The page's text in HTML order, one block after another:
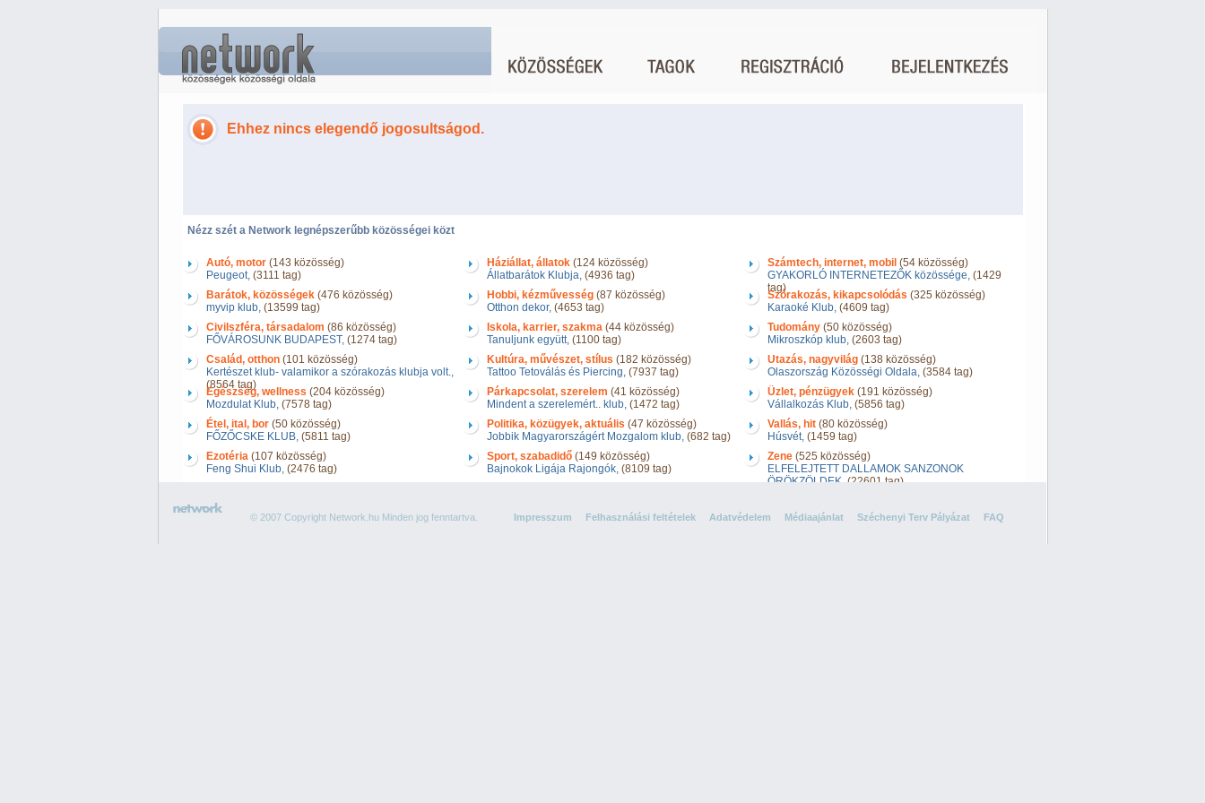
Ehhez nincs elegendő jogosultságod.
Nézz szét a Network legnépszerűbb közösségei közt
Autó, motor(143 közösség)
Peugeot,(3111 tag)
Barátok, közösségek(476 közösség)
myvip klub,(13599 tag)
Civilszféra, társadalom (86 közösség)
FŐVÁROSUNK BUDAPEST,(1274 tag)
Család, otthon(101 közösség)
Kertészet klub- valamikor a szórakozás klubja volt.,
(8564 tag)
Egészség, wellness (204 közösség)
Mozdulat Klub,(7578 tag)
Étel, ital, bor(50 közösség)
FŐZŐCSKE KLUB,(5811 tag)
Ezotéria(107 közösség)
Feng Shui Klub,(2476 tag)
Háziállat, állatok(124 közösség)
Állatbarátok Klubja,(4936 tag)
Hobbi, kézművesség(87 közösség)
Otthon dekor,(4653 tag)
Iskola, karrier, szakma(44 közösség)
Tanuljunk együtt,(1100 tag)
Kultúra, művészet, stílus (182 közösség)
Tattoo Tetoválás és Piercing,(7937 tag)
Párkapcsolat, szerelem (41 közösség)
Mindent a szerelemért.. klub,(1472 tag)
Politika, közügyek, aktuális (47 közösség)
Jobbik Magyarországért Mozgalom klub,(682 tag)
Sport, szabadidő(149 közösség)
Bajnokok Ligája Rajongók,(8109 tag)
Számtech, internet, mobil (54 közösség)
GYAKORLÓ INTERNETEZŐK közössége,(1429
tag)
Szórakozás, kikapcsolódás (325 közösség)
Karaoké Klub,(4609 tag)
Tudomány(50 közösség)
Mikroszkóp klub,(2603 tag)
Utazás, nagyvilág(138 közösség)
Olaszország Közösségi Oldala,(3584 tag)
Üzlet, pénzügyek(191 közösség)
Vállalkozás Klub,(5856 tag)
Vallás, hit(80 közösség)
Húsvét,(1459 tag)
Zene(525 közösség)
ELFELEJTETT DALLAMOK SANZONOK
ÖRÖKZÖLDEK, (22601 tag)
© 2007 Copyright Network.hu Minden jog fenntartva. Impresszum Felhasználási feltételek Adatvédelem Médiaajánlat Széchenyi Terv Pályázat FAQ